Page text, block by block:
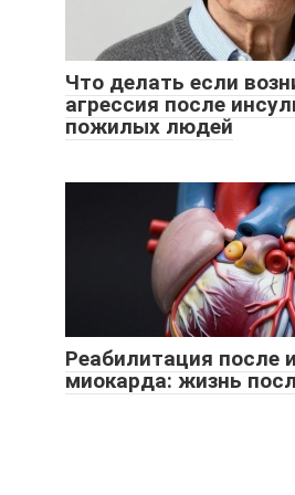
Что делать если
агрессия после
пожилых людей
Реабилитация после
миокарда: жизнь